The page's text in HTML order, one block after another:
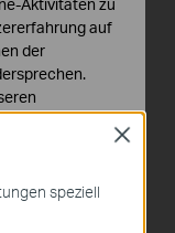
speziell
Close
auf
der
nicht